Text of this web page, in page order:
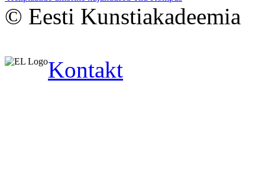
© Eesti Kunstiakadeemia
Kontakt